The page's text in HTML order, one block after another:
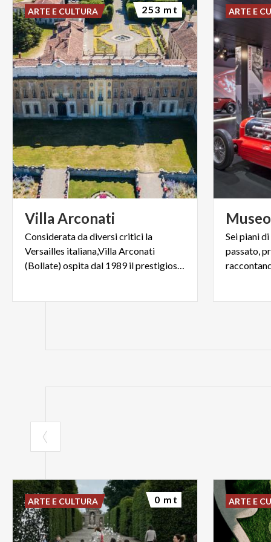
come i
12 Aprile al
occasione di
biglietto
Gratuito
VISITA
un
volontarie
ore 11.30 –
per una
aperitivo
della Villa
Villa Arconati
Considerata da diversi critici la
Versailles italiana,Villa Arconati
(Bollate) ospita dal 1989 il prestigioso omonimo festival.
ARTE E CULTURA 253 mt
Museo
Sei piani
passato,
ARTE E
ARTE E CULTURA 0 mt ARTE E